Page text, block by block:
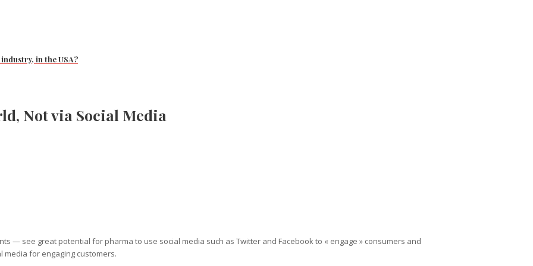
in the USA?
Not via Social Media
— see great potential for pharma to use social media such as Twitter and Facebook to « engage » consumers and
media for engaging customers.